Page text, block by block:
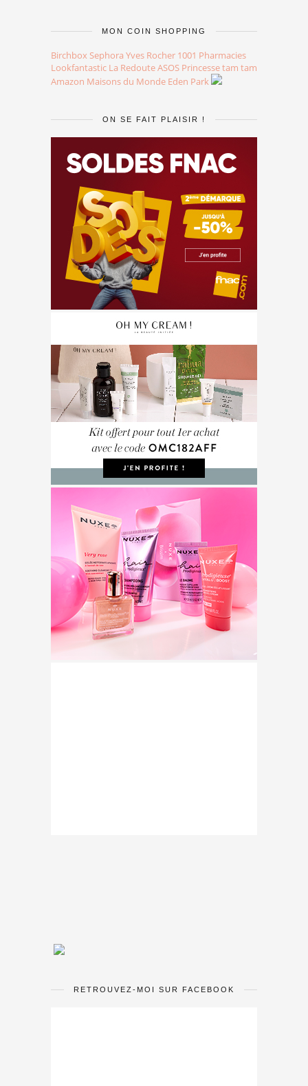
MON COIN SHOPPING
Birchbox Sephora Yves Rocher 1001 Pharmacies
Lookfantastic La RedouteASOS Princesse tam tam
Amazon Maisons du Monde Eden Park
ON SE FAIT PLAISIR !
RETROUVEZ-MOI SUR FACEBOOK